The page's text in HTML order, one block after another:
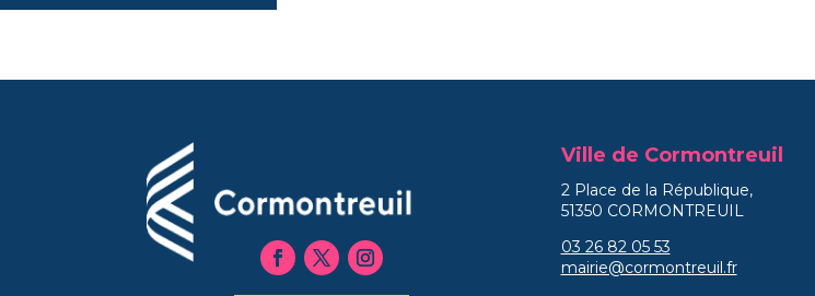
Ville de Cormontreuil
2 Place de la République,
51350 CORMONTREUIL
03 26 82 05 53
mairie@cormontreuil.fr